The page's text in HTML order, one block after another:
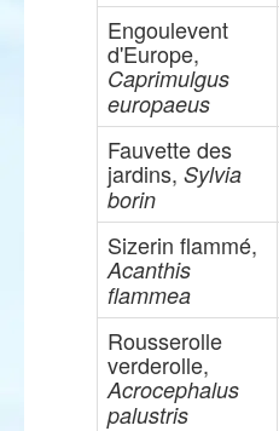
Engoulevent
d'Europe,
Caprimulgus
europaeus
Fauvette des
jardins, Sylvia
borin
Sizerin flammé,
Acanthis
flammea
Rousserolle
verderolle,
Acrocephalus
palustris